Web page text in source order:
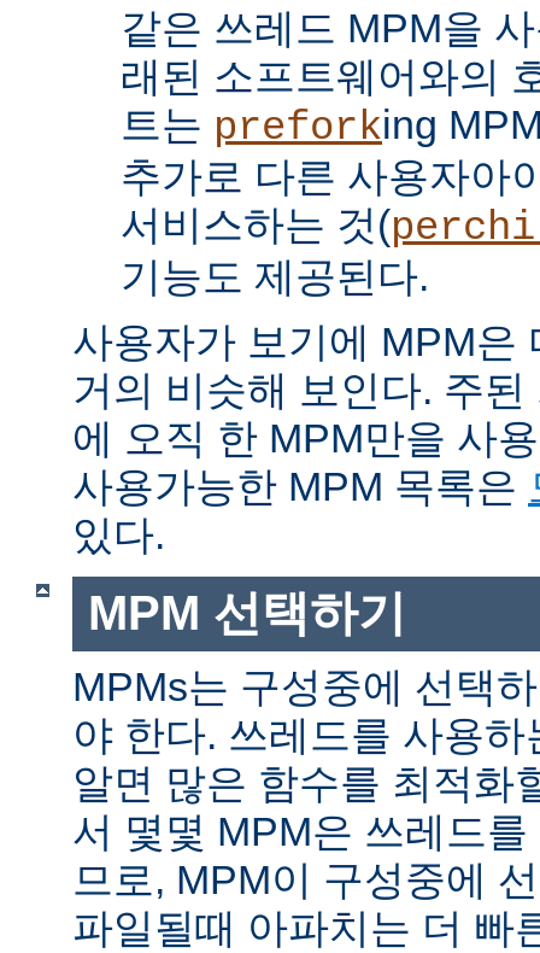
같은 쓰레드 MPM을
래된 소프트웨어와의
트는 preforking
추가로 다른 사용자아
서비스하는 것(
기능도 제공된다.
사용자가 보기에 MPM은
거의 비슷해 보인다. 주
에 오직 한 MPM만을 사
사용가능한 MPM 목록은
있다.
MPM 선택하기
MPMs는 구성중에 선택
야 한다. 쓰레드를 사용
알면 많은 함수를 최적화
서 몇몇 MPM은 쓰레드
므로, MPM이 구성중에
파일될때 아파치는 더 빠